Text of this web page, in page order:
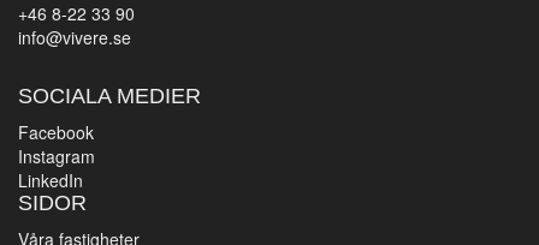
+46 8-22 33 90
info@vivere.se
SOCIALA MEDIER
Facebook
Instagram
LinkedIn
SIDOR
Våra fastigheter